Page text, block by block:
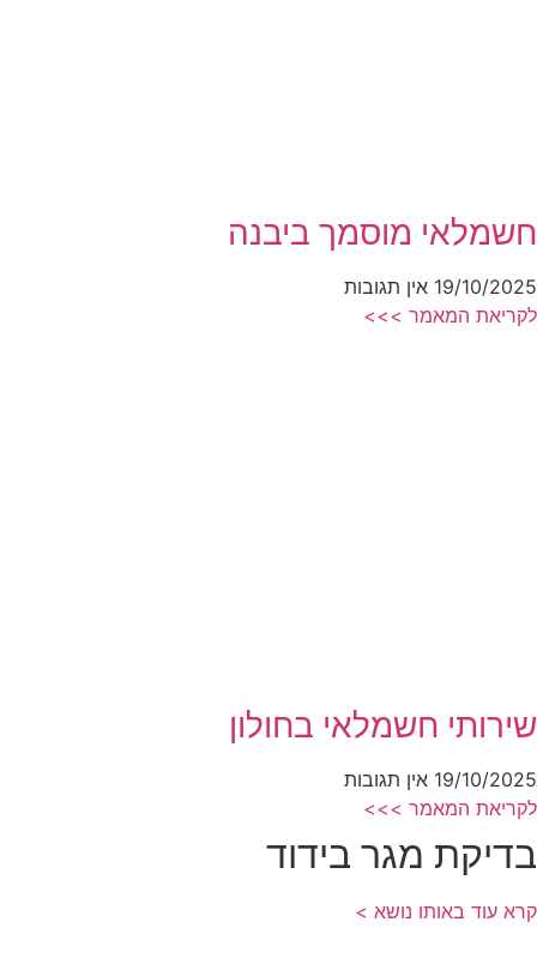
חשמלאי מוסמך ביבנה
19/10/2025 אין תגובות
לקריאת המאמר >>>
שירותי חשמלאי בחולון
19/10/2025 אין תגובות
לקריאת המאמר >>>
בדיקת מגר בידוד
קרא עוד באותו נושא >